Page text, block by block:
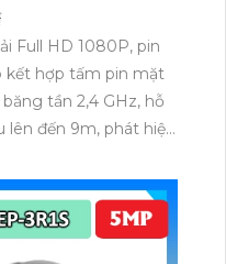
Full HD 1080P, pin
kết hợp tấm pin mặt
tần 2,4 GHz, hỗ
đến 9m, phát hiện
512GB.